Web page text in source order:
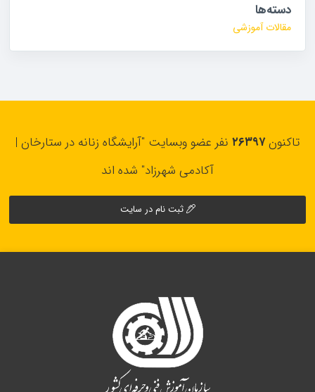
دسته‌ها
مقالات آموزشی
تاکنون۲۶۳۹۷ نفر عضو وبسایت "آرایشگاه زنانه در ستارخان |
آکادمی شهرزاد" شده اند
ثبت نام در سایت